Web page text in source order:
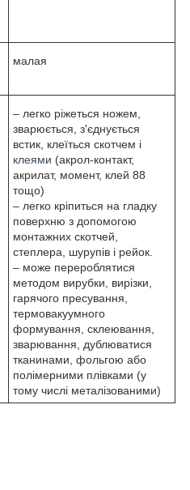
малая
– легко ріжеться ножем,
зварюється, з'єднується
встик, клеїться скотчем і
клеями (акрол-контакт,
акрилат, момент, клей 88
тощо)
– легко кріпиться на гладку
поверхню з допомогою
монтажних скотчей,
степлера, шурупів і рейок.
– може перероблятися
методом вирубки, вирізки,
гарячого пресування,
термовакуумного
формування, склеювання,
зварювання, дублюватися
тканинами, фольгою або
полімерними плівками (у
тому числі металізованими)